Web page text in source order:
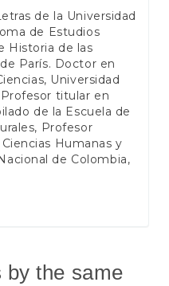
de la Universidad
de Estudios
Historia de las
París. Doctor en
Universidad
titular en
de la Escuela de
Profesor
Humanas y
de Colombia,
by the same